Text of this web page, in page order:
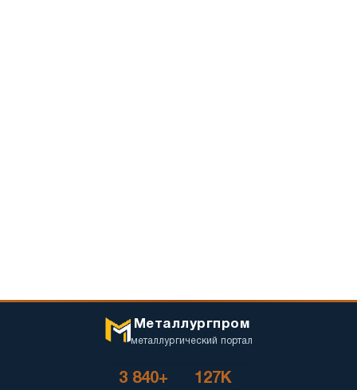
Металлургпром
металлургический портал
3 840+ 127K